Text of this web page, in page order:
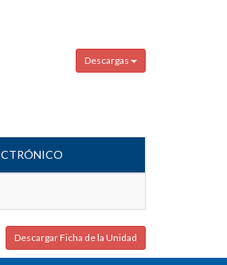
Descargas
Descargar Ficha de la Unidad